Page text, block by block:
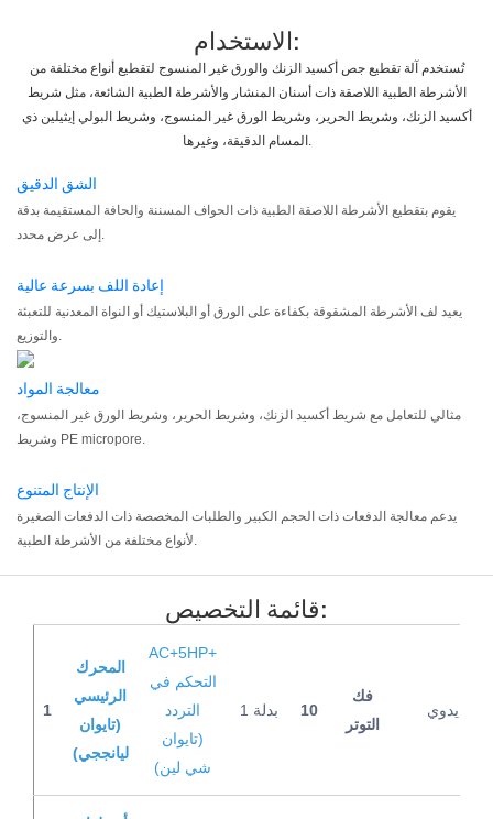
الاستخدام:
تُستخدم آلة تقطيع جص أكسيد الزنك والورق غير المنسوج لتقطيع أنواع مختلفة من
الأشرطة الطبية اللاصقة ذات أسنان المنشار والأشرطة الطبية الشائعة، مثل شريط
أكسيد الزنك، وشريط الحرير، وشريط الورق غير المنسوج، وشريط البولي إيثيلين ذي
المسام الدقيقة، وغيرها.
الشق الدقيق
يقوم بتقطيع الأشرطة اللاصقة الطبية ذات الحواف المسننة والحافة المستقيمة بدقة
إلى عرض محدد.
إعادة اللف بسرعة عالية
يعيد لف الأشرطة المشقوقة بكفاءة على الورق أو البلاستيك أو النواة المعدنية للتعبئة
والتوزيع.
معالجة المواد
مثالي للتعامل مع شريط أكسيد الزنك، وشريط الحرير، وشريط الورق غير المنسوج،
وشريط PE micropore.
الإنتاج المتنوع
يدعم معالجة الدفعات ذات الحجم الكبير والطلبات المخصصة ذات الدفعات الصغيرة
لأنواع مختلفة من الأشرطة الطبية.
قائمة التخصيص:
1
المحرك
الرئيسي
(تايوان
ليانججي)
AC+5HP+
التحكم في
التردد
(تايوان
شي لين)
1 بدلة 10
فك
التوتر
يدوي